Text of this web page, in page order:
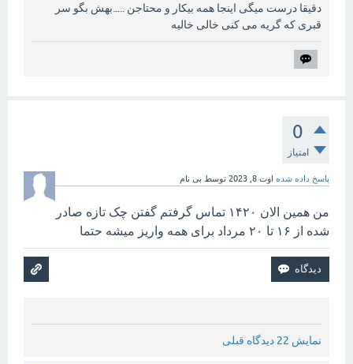
دقیقا درست میگی اینجا همه بیکار و محتاجن .....بهش بگو سر
قبری که گریه می کنی خالی خالیه
0
امتیاز
پاسخ داده شده اوت 8, 2023 توسط بی نام
من همین الان ۱۴۲۰ تماس گرفتم گفتن چک تازه صادر
شده از ۱۶ تا ۲۰ مرداد برای همه واریز میشه حتما
نمایش 22 دیدگاه قبلی